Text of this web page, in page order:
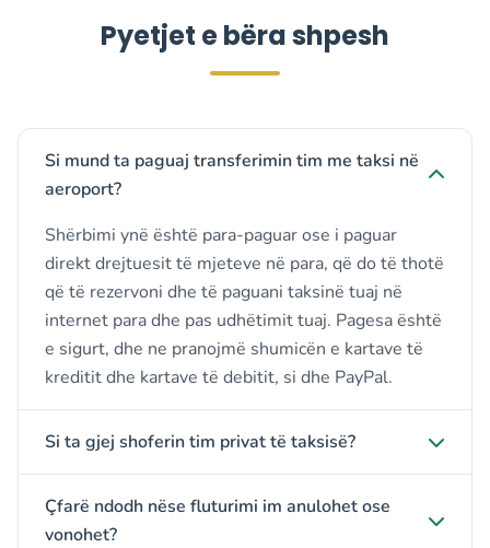
Pyetjet e bëra shpesh
Si mund ta paguaj transferimin tim me taksi në
aeroport?
Shërbimi ynë është para-paguar ose i paguar
direkt drejtuesit të mjeteve në para, që do të thotë
që të rezervoni dhe të paguani taksinë tuaj në
internet para dhe pas udhëtimit tuaj. Pagesa është
e sigurt, dhe ne pranojmë shumicën e kartave të
kreditit dhe kartave të debitit, si dhe PayPal.
Si ta gjej shoferin tim privat të taksisë?
Çfarë ndodh nëse fluturimi im anulohet ose
vonohet?